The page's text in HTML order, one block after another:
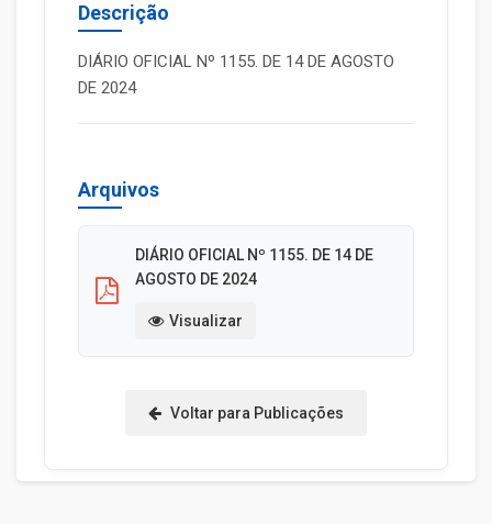
Descrição
DIÁRIO OFICIAL Nº 1155. DE 14 DE AGOSTO
DE 2024
Arquivos
DIÁRIO OFICIAL Nº 1155. DE 14 DE
AGOSTO DE 2024
Visualizar
Voltar para Publicações